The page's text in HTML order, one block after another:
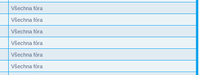
Všechna fóra
Všechna fóra
Všechna fóra
Všechna fóra
Všechna fóra
Všechna fóra